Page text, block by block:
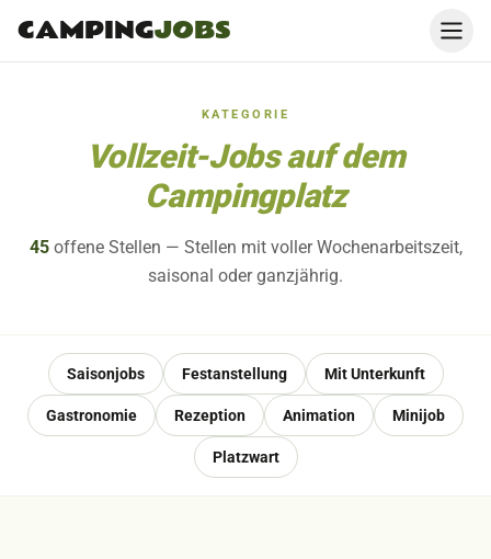
CAMPINGJOBS
KATEGORIE
Vollzeit-Jobs auf dem
Campingplatz
45offene Stellen — Stellen mit voller Wochenarbeitszeit,
saisonal oder ganzjährig.
Saisonjobs Festanstellung Mit Unterkunft
Gastronomie Rezeption Animation Minijob
Platzwart